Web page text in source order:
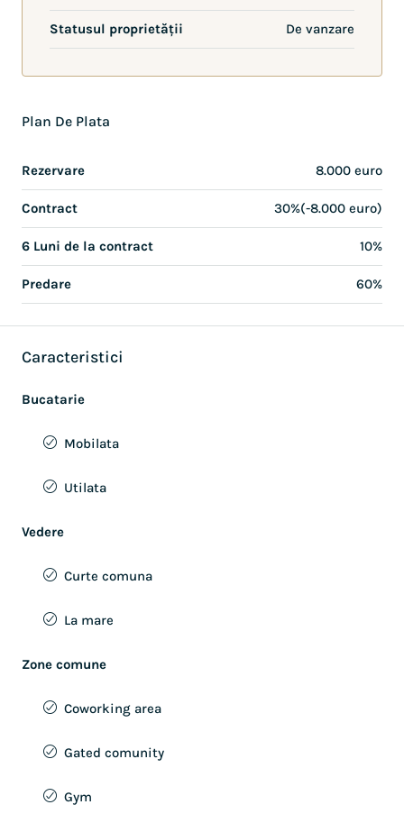
Statusul proprietății De vanzare
Plan De Plata
Rezervare 8.000 euro
Contract 30%(-8.000 euro)
6 Luni de la contract 10%
Predare 60%
Caracteristici
Bucatarie
Mobilata
Utilata
Vedere
Curte comuna
La mare
Zone comune
Coworking area
Gated comunity
Gym